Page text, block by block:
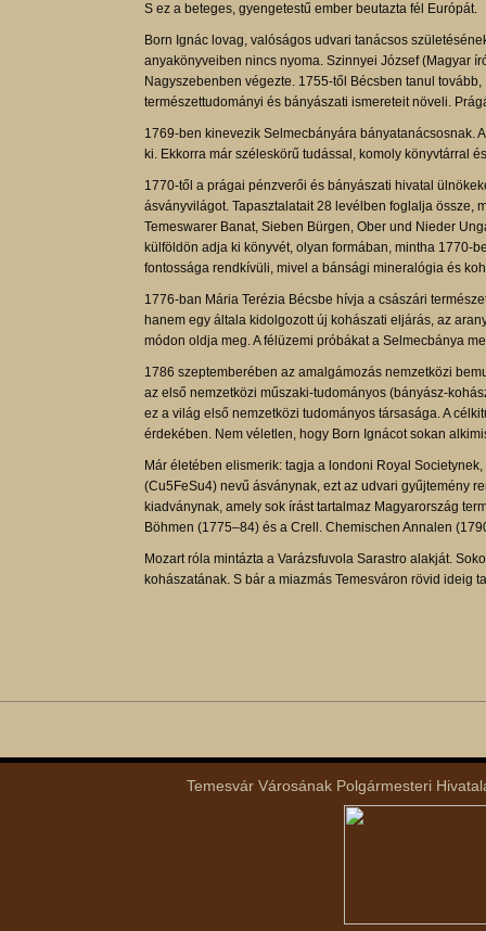
S ez a beteges, gyengetestű ember beutazta fél Európát.
Born Ignác lovag, valóságos udvari tanácsos
anyakönyveiben nincs nyoma. Szinnyei József (Magyar
Nagyszebenben végezte. 1755-től Bécsben tanul
természettudományi és bányászati ismereteit növeli.
1769-ben kinevezik Selmecbányára bányatanácsosnak.
ki. Ekkorra már széleskörű tudással, komoly könyvtárral
1770-től a prágai pénzverői és bányászati hivatal
ásványvilágot. Tapasztalatait 28 levélben foglalja össze,
Temeswarer Banat, Sieben Bürgen, Ober und Nieder
külföldön adja ki könyvét, olyan formában, mintha 1770-
fontossága rendkívüli, mivel a bánsági mineralógia és
1776-ban Mária Terézia Bécsbe hívja a császári
hanem egy általa kidolgozott új kohászati eljárás, az
módon oldja meg. A félüzemi próbákat a Selmecbánya
1786 szeptemberében az amalgámozás nemzetközi
az első nemzetközi műszaki-tudományos (bányász-
ez a világ első nemzetközi tudományos társasága. A
érdekében. Nem véletlen, hogy Born Ignácot sokan
Már életében elismerik: tagja a londoni Royal
(Cu5FeSu4) nevű ásványnak, ezt az udvari gyűjtemény
kiadványnak, amely sok írást tartalmaz Magyarország
Böhmen (1775–84) és a Crell. Chemischen Annalen
Mozart róla mintázta a Varázsfuvola Sarastro alakját.
kohászatának. S bár a miazmás Temesváron rövid ideig
Temesvár Városának Polgármesteri